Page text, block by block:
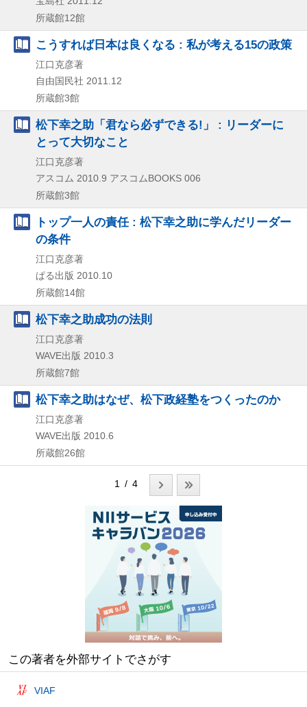
所蔵館12館
こうすれば日本は良くなる : 私が考える15の政策
江口克彦著
自由国民社 2011.12
所蔵館3館
松下幸之助「君なら必ずできる!」 : リーダーに
とって大切なこと
江口克彦著
アスコム 2010.9 アスコムBOOKS 006
所蔵館3館
トップ一人の責任 : 松下幸之助に学んだリーダー
の条件
江口克彦著
ぱる出版 2010.10
所蔵館14館
松下幸之助成功の法則
江口克彦著
WAVE出版 2010.3
所蔵館7館
松下幸之助はなぜ、松下政経塾をつくったのか
江口克彦著
WAVE出版 2010.6
所蔵館26館
1 / 4
この著者を外部サイトでさがす
VIAF